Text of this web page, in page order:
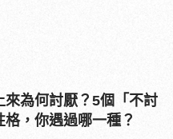
來為何討厭？5個「不討
格，你遇過哪一種？